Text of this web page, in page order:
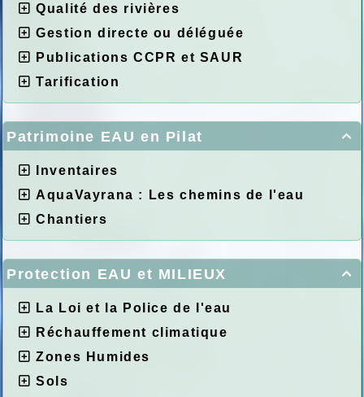
Qualité des rivières
Gestion directe ou déléguée
Publications CCPR et SAUR
Tarification

Patrimoine EAU en Pilat
Inventaires
AquaVayrana : Les chemins de l'eau
Chantiers

Protection EAU et MILIEUX
La Loi et la Police de l'eau
Réchauffement climatique
Zones Humides
Sols